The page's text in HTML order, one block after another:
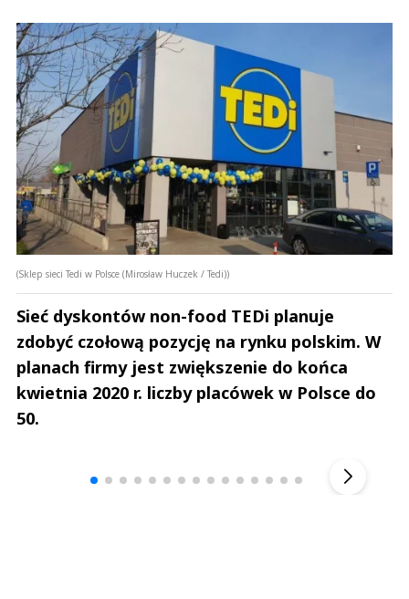
(Sklep sieci Tedi w Polsce (Mirosław Huczek / Tedi))
Sieć dyskontów non-food TEDi planuje
zdobyć czołową pozycję na rynku polskim. W
planach firmy jest zwiększenie do końca
kwietnia 2020 r. liczby placówek w Polsce do
50.